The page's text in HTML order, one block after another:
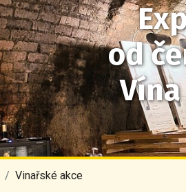
od
Vinařské akce